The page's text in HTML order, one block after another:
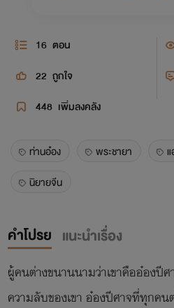
16 ตอน
22 ถูกใจ
448 เพิ่มลงคลัง
ท่านอ๋อง พระชายา
นิยายจีน
คำโปรย แนะนำเรื่อง
ผู้คนต่างขนานนามว่าเขาคืออ๋องปี
ความลับของเขา อ๋องปีศาจที่ทุกคน